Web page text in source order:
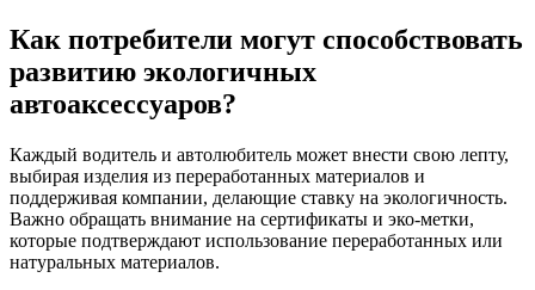
Как потребители могут способствовать
развитию экологичных
автоаксессуаров?
Каждый водитель и автолюбитель может внести свою лепту,
выбирая изделия из переработанных материалов и
поддерживая компании, делающие ставку на экологичность.
Важно обращать внимание на сертификаты и эко-метки,
которые подтверждают использование переработанных или
натуральных материалов.